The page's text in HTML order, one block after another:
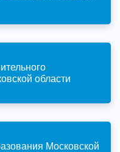
области
Московской